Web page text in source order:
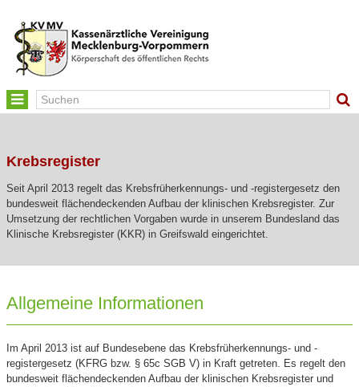
Toggle
navigation
Krebsregister
Seit April 2013 regelt das Krebsfrüherkennungs- und -registergesetz den
bundesweit flächendeckenden Aufbau der klinischen Krebsregister. Zur
Umsetzung der rechtlichen Vorgaben wurde in unserem Bundesland das
Klinische Krebsregister (KKR) in Greifswald eingerichtet.
Allgemeine Informationen
Im April 2013 ist auf Bundesebene das Krebsfrüherkennungs- und -
registergesetz (KFRG bzw. § 65c SGB V) in Kraft getreten. Es regelt den
bundesweit flächendeckenden Aufbau der klinischen Krebsregister und